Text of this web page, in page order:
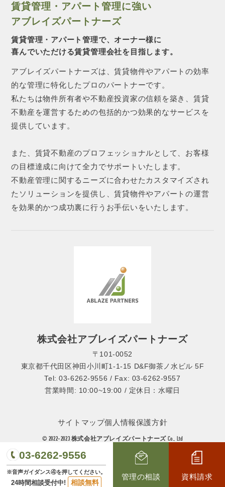
賃貸管理・アパート管理に強い
アブレイズパートナーズ
賃貸管理・アパート管理で、オーナー様に
喜んでいただける賃貸管理会社を目指します。
アブレイズパートナーズは、賃貸物件やアパートの効率
的な管理に特化したプロのパートナーです。
私たちは物件所有者や不動産投資家の信頼を築き、賃貸
不動産を運営するための包括的かつ効果的なサービスを
提供しています。
また、賃貸不動産のプロフェッショナルとして、お客様
の目標達成に向けて全力でサポートいたします。
不動産管理に関するニーズに合わせたカスタマイズされ
たソリューションを提供し、賃貸物件やアパートの運営
を効果的かつ成功裏に行うお手伝いをいたします。
株式会社アブレイズパートナーズ
〒101-0052
東京都千代田区神田小川町1-1-15 D&F御茶ノ水ビル 5F
Tel: 03-6262-9556 / Fax: 03-6262-9557
営業時間: 10:00~19:00 / 定休日：水曜日
© 2022-2023 株式会社アブレイズパートナーズ Co., Ltd
サイトマップ個人情報保護方針
03-6262-9556
※音声ガイダンス④を押してください。
24時間相談受付中! 相談無料
管理の相談 資料請求